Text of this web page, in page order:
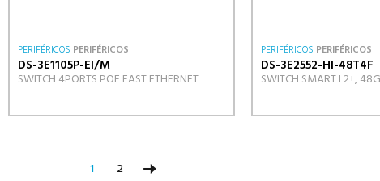
PERIFÉRICOS PERIFÉRICOS
DS-3E1105P-EI/M
SWITCH 4PORTS POE FAST ETHERNET
PERIFÉRICOS PERIFÉRICOS
DS-3E2552-HI-48T4F
SWITCH SMART L2+,
1 2